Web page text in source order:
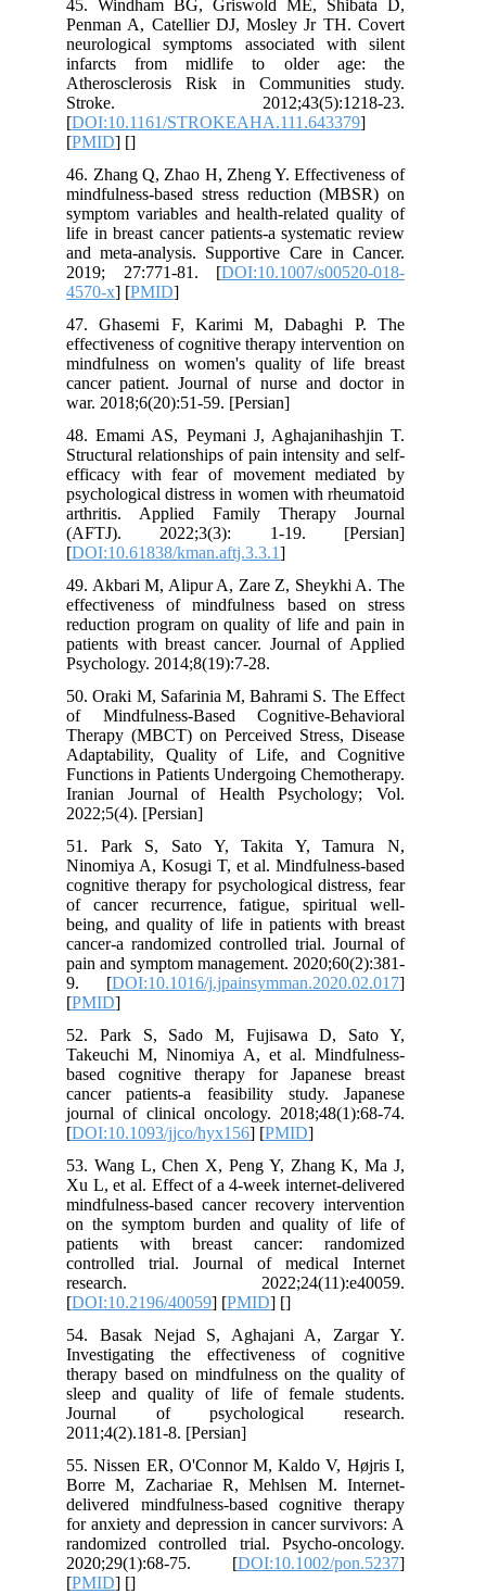
45. Windham BG, Griswold ME, Shibata D,
Penman A, Catellier DJ, Mosley Jr TH. Covert
neurological symptoms associated with silent
infarcts from midlife to older age: the
Atherosclerosis Risk in Communities study.
Stroke. 2012;43(5):1218-23.
[DOI:10.1161/STROKEAHA.111.643379
[PMID] [
46. Zhang Q, Zhao H, Zheng Y. Effectiveness of
mindfulness-based stress reduction (MBSR) on
symptom variables and health-related quality of
life in breast cancer patients-a systematic review
and meta-analysis. Supportive Care in Cancer.
2019; 27:771-81. [DOI:10.1007/s00520-018-
4570-x] [PMID
47. Ghasemi F, Karimi M, Dabaghi P. The
effectiveness of cognitive therapy intervention on
mindfulness on women's quality of life breast
cancer patient. Journal of nurse and doctor in
war. 2018;6(20):51-59. [Persian]
48. Emami AS, Peymani J, Aghajanihashjin T.
Structural relationships of pain intensity and self-
efficacy with fear of movement mediated by
psychological distress in women with rheumatoid
arthritis. Applied Family Therapy Journal
(AFTJ). 2022;3(3): 1-19. [Persian]
[DOI:10.61838/kman.aftj.3.3.1
49. Akbari M, Alipur A, Zare Z, Sheykhi A. The
effectiveness of mindfulness based on stress
reduction program on quality of life and pain in
patients with breast cancer. Journal of Applied
Psychology. 2014;8(19):7-28.
50. Oraki M, Safarinia M, Bahrami S. The Effect
of Mindfulness-Based Cognitive-Behavioral
Therapy (MBCT) on Perceived Stress, Disease
Adaptability, Quality of Life, and Cognitive
Functions in Patients Undergoing Chemotherapy.
Iranian Journal of Health Psychology; Vol.
2022;5(4). [Persian]
51. Park S, Sato Y, Takita Y, Tamura N,
Ninomiya A, Kosugi T, et al. Mindfulness-based
cognitive therapy for psychological distress, fear
of cancer recurrence, fatigue, spiritual well-
being, and quality of life in patients with breast
cancer-a randomized controlled trial. Journal of
pain and symptom management. 2020;60(2):381-
9. [DOI:10.1016/j.jpainsymman.2020.02.017
[PMID
52. Park S, Sado M, Fujisawa D, Sato Y,
Takeuchi M, Ninomiya A, et al. Mindfulness-
based cognitive therapy for Japanese breast
cancer patients-a feasibility study. Japanese
journal of clinical oncology. 2018;48(1):68-74.
[DOI:10.1093/jjco/hyx156] [PMID
53. Wang L, Chen X, Peng Y, Zhang K, Ma J,
Xu L, et al. Effect of a 4-week internet-delivered
mindfulness-based cancer recovery intervention
on the symptom burden and quality of life of
patients with breast cancer: randomized
controlled trial. Journal of medical Internet
research. 2022;24(11):e40059.
[DOI:10.2196/40059] [PMID] [
54. Basak Nejad S, Aghajani A, Zargar Y.
Investigating the effectiveness of cognitive
therapy based on mindfulness on the quality of
sleep and quality of life of female students.
Journal of psychological research.
2011;4(2).181-8. [Persian]
55. Nissen ER, O'Connor M, Kaldo V, Højris I,
Borre M, Zachariae R, Mehlsen M. Internet‐
delivered mindfulness‐based cognitive therapy
for anxiety and depression in cancer survivors: A
randomized controlled trial. Psycho‐oncology.
2020;29(1):68-75. [DOI:10.1002/pon.5237
[PMID] [